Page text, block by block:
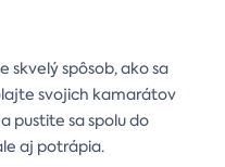
skvelý spôsob, ako sa
svojich kamarátov
pustite sa spolu do
aj potrápia.